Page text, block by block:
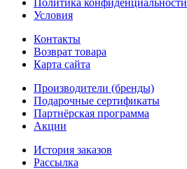
Политика конфиденциальности
Условия
Контакты
Возврат товара
Карта сайта
Производители (бренды)
Подарочные сертификаты
Партнёрская программа
Акции
История заказов
Рассылка